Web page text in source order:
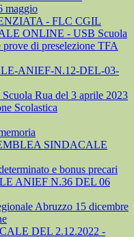
maggio
- FLC CGIL
ONLINE - USB Scuola
di preselezione TFA
ANIEF-N.12-DEL-03-
Rua del 3 aprile 2023
Scolastica
SINDACALE
e bonus precari
ANIEF N.36 DEL 06
Abruzzo 15 dicembre
DEL 2.12.2022 -